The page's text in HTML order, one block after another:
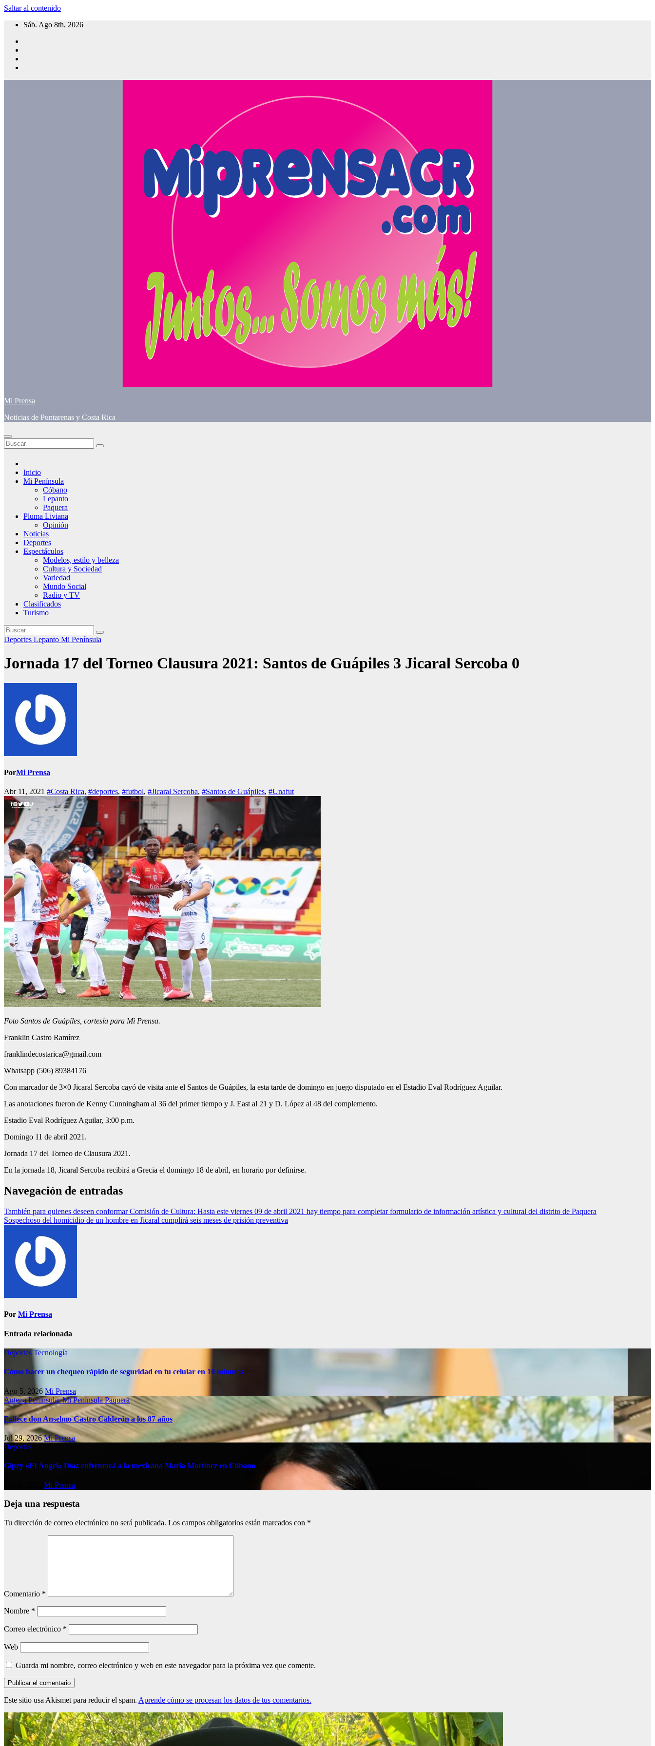
Saltar al contenido
Sáb. Ago 8th, 2026
Mi Prensa
Noticias de Puntarenas y Costa Rica
Inicio
Mi Península
Cóbano
Lepanto
Paquera
Pluma Liviana
Opinión
Noticias
Deportes
Espectáculos
Modelos, estilo y belleza
Cultura y Sociedad
Variedad
Mundo Social
Radio y TV
Clasificados
Turismo
Deportes Lepanto Mi Península
Jornada 17 del Torneo Clausura 2021: Santos de Guápiles 3 Jicaral Sercoba 0
PorMi Prensa
Abr 11, 2021 #Costa Rica, #deportes, #futbol, #Jicaral Sercoba, #Santos de Guápiles, #Unafut
Foto Santos de Guápiles, cortesía para Mi Prensa.
Franklin Castro Ramírez
franklindecostarica@gmail.com
Whatsapp (506) 89384176
Con marcador de 3×0 Jicaral Sercoba cayó de visita ante el Santos de Guápiles, la esta tarde de domingo en juego disputado en el Estadio Eval Rodríguez Aguilar.
Las anotaciones fueron de Kenny Cunningham al 36 del primer tiempo y J. East al 21 y D. López al 48 del complemento.
Estadio Eval Rodríguez Aguilar, 3:00 p.m.
Domingo 11 de abril 2021.
Jornada 17 del Torneo de Clausura 2021.
En la jornada 18, Jicaral Sercoba recibirá a Grecia el domingo 18 de abril, en horario por definirse.
Navegación de entradas
También para quienes deseen conformar Comisión de Cultura: Hasta este viernes 09 de abril 2021 hay tiempo para completar formulario de información artística y cultural del distrito de Paquera
Sospechoso del homicidio de un hombre en Jicaral cumplirá seis meses de prisión preventiva
Por Mi Prensa
Entrada relacionada
Deportes Tecnología
Cómo hacer un chequeo rápido de seguridad en tu celular en 10 minutos
Ago 5, 2026 Mi Prensa
Antena PeninsularMi PenínsulaPaquera
Fallece don Anselmo Castro Calderón a los 87 años
Jul 29, 2026Mi Prensa
Deportes
Gipzy «El Ángel» Díaz enfrentará a la mexicana María Martínez en Cóbano
Mi Prensa
Deja una respuesta
Tu dirección de correo electrónico no será publicada. Los campos obligatorios están marcados con *
Comentario *
Nombre *
Correo electrónico *
Web
Guarda mi nombre, correo electrónico y web en este navegador para la próxima vez que comente.
Este sitio usa Akismet para reducir el spam. Aprende cómo se procesan los datos de tus comentarios.